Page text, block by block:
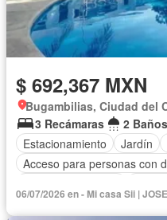
$ 692,367 MXN
Bugambilias, Ciudad del
3 Recámaras
2 Baños
Estacionamiento
Jardín
Acceso para personas con
Recámara con closet
06/07/2026 en - Mi casa Sii |